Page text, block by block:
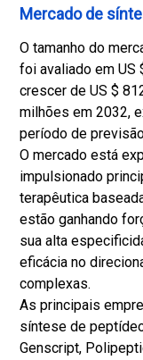
Mercado de
O tamanho do
foi avaliado em US
crescer de US $
milhões em 2032,
período de
O mercado está
impulsionado
terapêutica
estão ganhando
sua alta
eficácia no
complexas.
As principais
síntese de
Genscript,